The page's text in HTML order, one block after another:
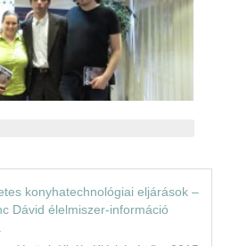
konyhatechnológiai eljárások –
Dávid élelmiszer-információ